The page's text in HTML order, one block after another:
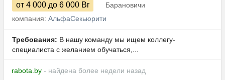
от 4 000 до 6 000 Br
Барановичи
компания: АльфаСекьюрити
Требования: В нашу команду мы ищем коллегу-
специалиста с желанием обучаться,...
rabota.by - найдена более недели назад